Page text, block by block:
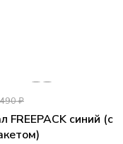
₽
FREEPACK синий (с